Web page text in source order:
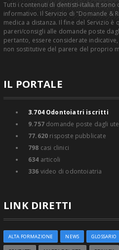
Tutti i contenuti di dentisti-italia.it sono
informativo. Il Servizio di "Domande &
medica a distanza. Il fine del Servizio
pareri/consigli alle domande poste
pertanto, essere considerate
non sostitutive del parere del proprio
IL PORTALE
3.704Odontoiatri iscritti
9.757domande poste dagli
77.620 risposte pubblicate
798 casi clinici
634 articoli
336 video di odontoiatria
LINK DIRETTI
ALTA FORMAZIONE NEWS GLOSSARIO